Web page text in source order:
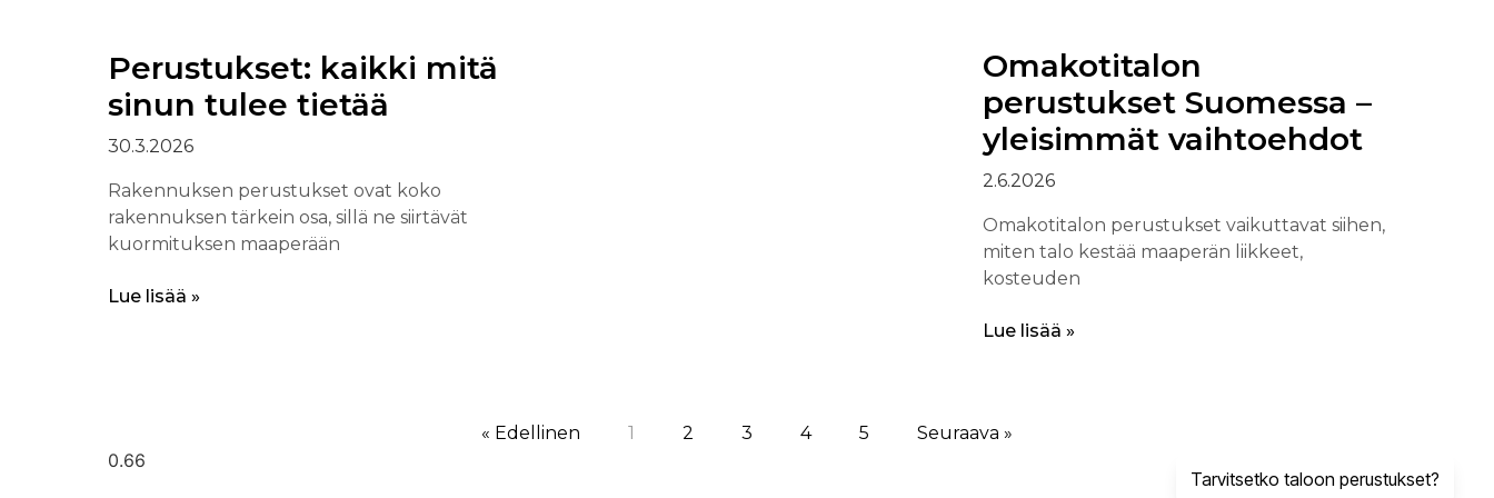
Tarvitsetko taloon perustukset?
Perustukset: kaikki mitä
sinun tulee tietää
30.3.2026
Rakennuksen perustukset ovat koko
rakennuksen tärkein osa, sillä ne siirtävät
kuormituksen maaperään
Lue lisää »
Omakotitalon
perustukset Suomessa –
yleisimmät vaihtoehdot
2.6.2026
Omakotitalon perustukset vaikuttavat siihen,
miten talo kestää maaperän liikkeet,
kosteuden
Lue lisää »
« Edellinen 1 2 3 4 5 Seuraava »